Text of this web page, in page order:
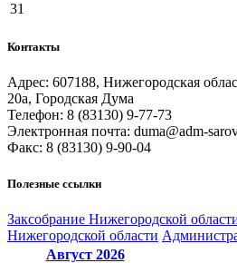
31
Контакты
Адрес: 607188, Нижегородская
20а, Городская Дума
Телефон: 8 (83130) 9-77-73
Электронная почта: duma@adm-
Факс: 8 (83130) 9-90-04
Полезные ссылки
Закcобрание Нижегородской
Нижегородской области
Август 2026